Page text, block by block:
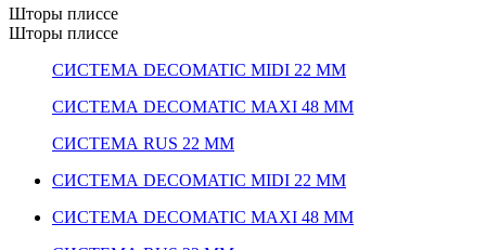
Шторы плиссе
Шторы плиссе
СИСТЕМА DECOMATIC MIDI 22 ММ
СИСТЕМА DECOMATIC MAXI 48 ММ
СИСТЕМА RUS 22 ММ
СИСТЕМА DECOMATIC MIDI 22 ММ
СИСТЕМА DECOMATIC MAXI 48 ММ